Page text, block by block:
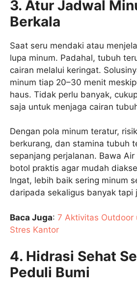
3. Atur Jadwal
Berkala
Saat seru mendaki atau
lupa minum. Padahal, tubuh
cairan melalui keringat.
minum tiap 20–30 menit
haus. Tidak perlu banyak,
saja untuk menjaga cairan
Dengan pola minum teratur,
berkurang, dan stamina tubuh
sepanjang perjalanan. Bawa
botol praktis agar mudah
Ingat, lebih baik sering minum
daripada sekaligus banyak tapi
Baca Juga: 7 Aktivitas Outdoor
Stres Kantor
4. Hidrasi Sehat
Peduli Bumi